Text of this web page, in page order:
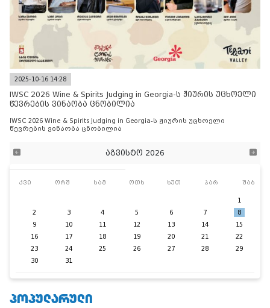
2025-10-16 14:28
IWSC 2026 Wine & Spirits Judging in Georgia-ს ჟიურის უცხოელი
წევრების ვინაობა ცნობილია
IWSC 2026 Wine & Spirits Judging in Georgia-ს ჟიურის უცხოელი
წევრების ვინაობა ცნობილია
აგვისტო 2026
კვი ორშ სამ ოთხ ხუთ პარ შაბ
1
2
3 4 5 6 7
8
9
10 11 12 13 14
15
16
17 18 19 20 21
22
23
24 25 26 27 28
29
30
31
ᲞᲝᲞᲣᲚᲐᲠᲣᲚᲘ